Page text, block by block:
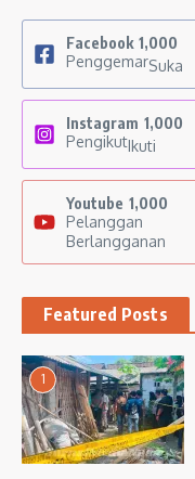
Facebook 1,000
PenggemarSuka
Instagram 1,000
PengikutIkuti
Youtube 1,000
Pelanggan
Berlangganan
Featured Posts
1